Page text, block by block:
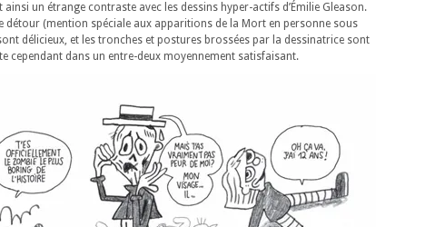
ainsi un étrange contraste avec les dessins hyper-actifs d’Émilie Gleason.
détour (mention spéciale aux apparitions de la Mort en personne sous
délicieux, et les tronches et postures brossées par la dessinatrice sont
cependant dans un entre-deux moyennement satisfaisant.